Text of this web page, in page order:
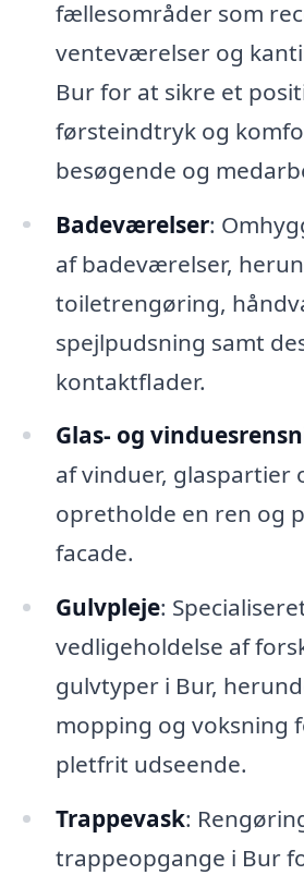
fællesområder som
venteværelser og
Bur for at sikre et
førsteindtryk og
besøgende og
Badeværelser:
af badeværelser,
toiletrengøring,
spejlpudsning samt
kontaktflader.
Glas- og
af vinduer, glaspartier
opretholde en ren og
facade.
Gulvpleje:
vedligeholdelse af
gulvtyper i Bur,
mopping og voksning
pletfrit udseende.
Trappevask:
trappeopgange i Bur